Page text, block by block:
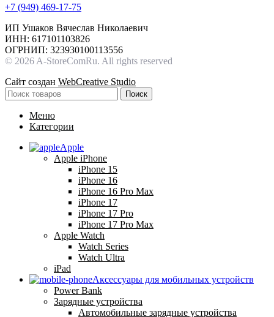
+7 (949) 469-17-75
ИП Ушаков Вячеслав Николаевич
ИНН: 617101103826
ОГРНИП: 323930100113556
© 2026 A-StoreComRu. All rights reserved
Сайт создан WebCreative Studio
Поиск
Меню
Категории
Apple
Apple iPhone
iPhone 15
iPhone 16
iPhone 16 Pro Max
iPhone 17
iPhone 17 Pro
iPhone 17 Pro Max
Apple Watch
Watch Series
Watch Ultra
iPad
Аксессуары для мобильных устройств
Power Bank
Зарядные устройства
Автомобильные зарядные устройства